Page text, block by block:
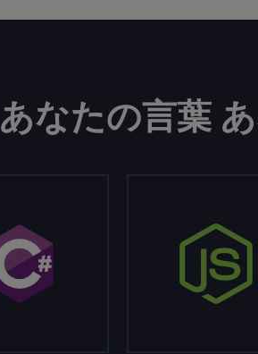
あなたの言葉